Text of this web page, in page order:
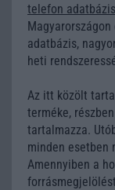
telefon
adatbázis,
heti
Az itt közölt
terméke,
tartalmazza.
minden esetben
Amennyiben a